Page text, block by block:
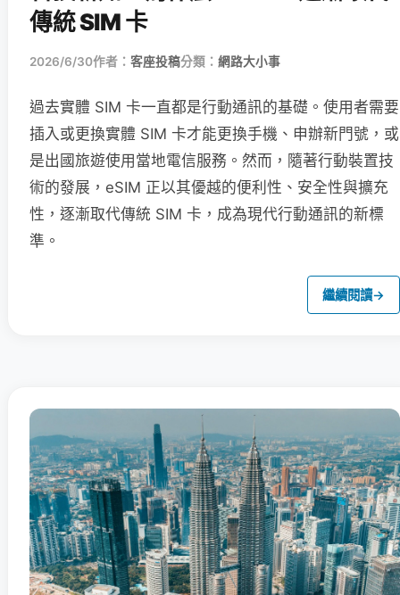
傳統 SIM 卡
2026/6/30作者： 客座投稿分類： 網路大小事
過去實體 SIM 卡一直都是行動通訊的基礎。使用者需要
插入或更換實體 SIM 卡才能更換手機、申辦新門號，或
是出國旅遊使用當地電信服務。然而，隨著行動裝置技
術的發展，eSIM 正以其優越的便利性、安全性與擴充
性，逐漸取代傳統 SIM 卡，成為現代行動通訊的新標
準。
繼續閱讀→